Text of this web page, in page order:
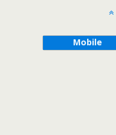
Mobile